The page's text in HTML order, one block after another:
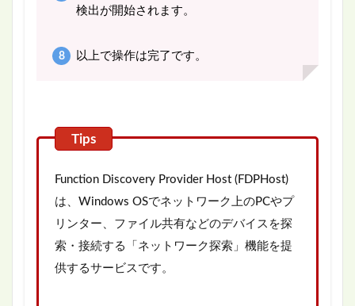
検出が開始されます。
以上で操作は完了です。
Function Discovery Provider Host (FDPHost)
は、Windows OSでネットワーク上のPCやプ
リンター、ファイル共有などのデバイスを探
索・接続する「ネットワーク探索」機能を提
供するサービスです。